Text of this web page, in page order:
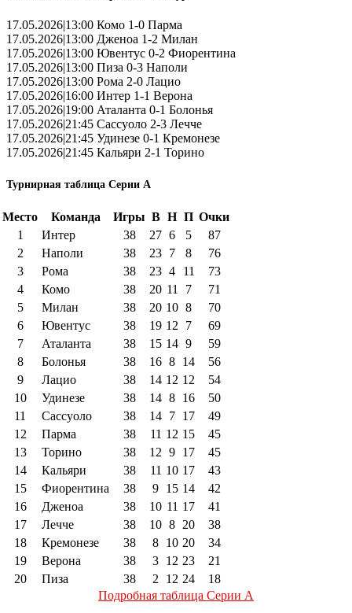
17.05.2026|13:00 Комо 1-0 Парма
17.05.2026|13:00 Дженоа 1-2 Милан
17.05.2026|13:00 Ювентус 0-2 Фиорентина
17.05.2026|13:00 Пиза 0-3 Наполи
17.05.2026|13:00 Рома 2-0 Лацио
17.05.2026|16:00 Интер 1-1 Верона
17.05.2026|19:00 Аталанта 0-1 Болонья
17.05.2026|21:45 Сассуоло 2-3 Лечче
17.05.2026|21:45 Удинезе 0-1 Кремонезе
17.05.2026|21:45 Кальяри 2-1 Торино
Турнирная таблица Серии А
Место Команда Игры В Н П Очки
1
Интер 38 27 6 5
87
2
Наполи 38 23 7 8
76
3
Рома 38 23 4 11
73
4
Комо 38 20 11 7
71
5
Милан 38 20 10 8
70
6
Ювентус 38 19 12 7
69
7
Аталанта 38 15 14 9
59
8
Болонья 38 16 8 14
56
9
Лацио 38 14 12 12
54
10
Удинезе 38 14 8 16
50
11
Сассуоло 38 14 7 17
49
12
Парма 38 11 12 15
45
13
Торино 38 12 9 17
45
14
Кальяри 38 11 10 17
43
15
Фиорентина 38 9 15 14
42
16
Дженоа 38 10 11 17
41
17
Лечче 38 10 8 20
38
18
Кремонезе 38 8 10 20
34
19
Верона 38 3 12 23
21
20
Пиза 38 2 12 24
18
Подробная таблица Серии А